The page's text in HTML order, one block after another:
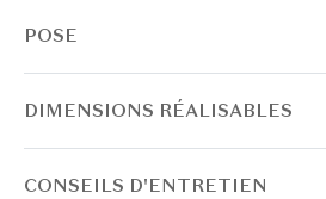
POSE
DIMENSIONS RÉALISABLES
CONSEILS D'ENTRETIEN